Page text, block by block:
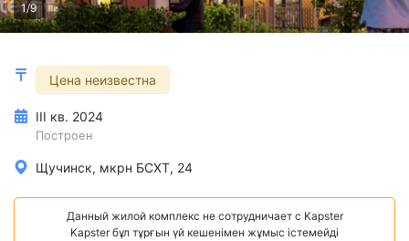
1/9
Цена неизвестна
III кв. 2024
Построен
Щучинск, мкрн БСХТ, 24
Данный жилой комплекс не сотрудничает с Kapster
Kapster бұл тұрғын үй кешенімен жұмыс істемейді